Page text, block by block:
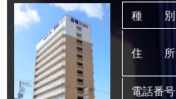
種 別
住 所
電話番号